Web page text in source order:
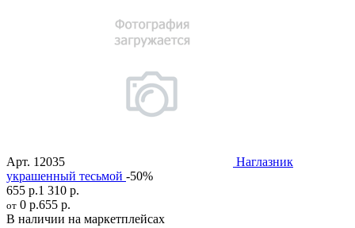
Арт. 12035
Наглазник
украшенный тесьмой -50%
655 р.1 310 р.
от 0 р.655 р.
В наличии на маркетплейсах